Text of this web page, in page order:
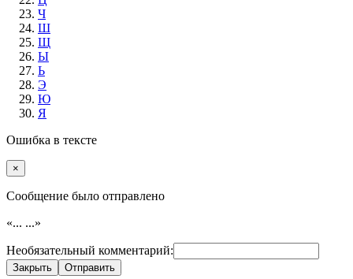
Ч
Ш
Щ
Ы
Ь
Э
Ю
Я
Ошибка в тексте
×
Cообщение было отправлено
«... ...»
Необязательный комментарий:
Закрыть Отправить